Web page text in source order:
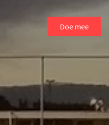
Doe mee